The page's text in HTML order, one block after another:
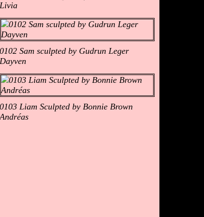
Livia
0102 Sam sculpted by Gudrun Leger
Dayven
0103 Liam Sculpted by Bonnie Brown
Andréas